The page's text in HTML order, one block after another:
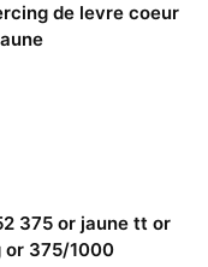
de levre coeur
375 or jaune tt or
or 375/1000